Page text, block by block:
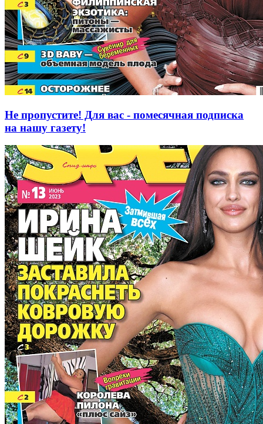
Не пропустите! Для вас - помесячная подписка
на нашу газету!